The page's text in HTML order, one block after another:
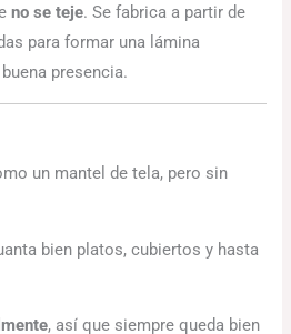
no se teje. Se fabrica a partir de
para formar una lámina
presencia.
un mantel de tela, pero sin
bien platos, cubiertos y hasta
, así que siempre queda bien